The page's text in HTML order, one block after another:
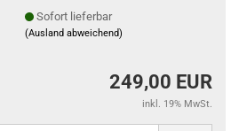
Sofort lieferbar
(Ausland abweichend)
249,00 EUR
inkl. 19% MwSt.